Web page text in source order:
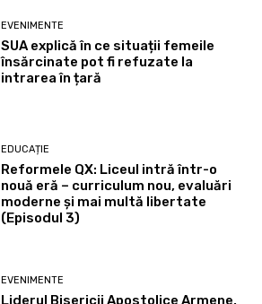
EVENIMENTE
SUA explică în ce situații femeile
însărcinate pot fi refuzate la
intrarea în țară
EDUCAȚIE
Reformele QX: Liceul intră într-o
nouă eră – curriculum nou, evaluări
moderne și mai multă libertate
(Episodul 3)
EVENIMENTE
Liderul Bisericii Apostolice Armene,